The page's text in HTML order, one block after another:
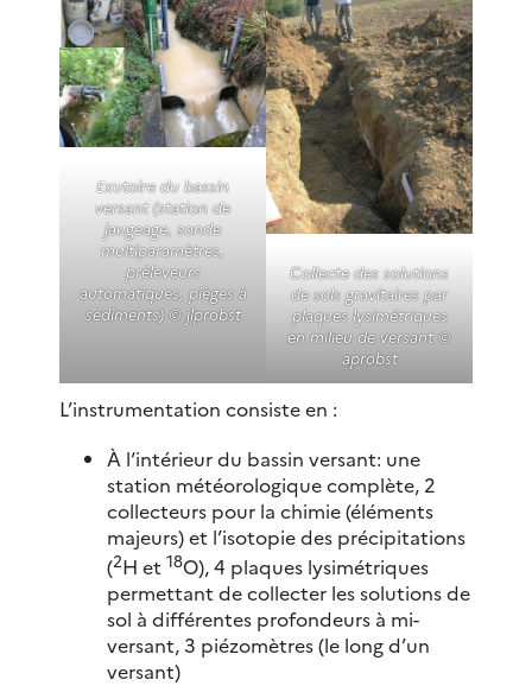
Exutoire du bassin
versant (station de
jaugeage, sonde
multiparamètres,
préleveurs
automatiques, pièges à
sédiments) © jlprobst
Collecte des solutions
de sols gravitaires par
plaques lysimétriques
en milieu de versant ©
aprobst
L’instrumentation consiste en :
À l‘intérieur du bassin versant: une
station météorologique complète, 2
collecteurs pour la chimie (éléments
majeurs) et l’isotopie des précipitations
(2H et 18O), 4 plaques lysimétriques
permettant de collecter les solutions de
sol à différentes profondeurs à mi-
versant, 3 piézomètres (le long d’un
versant)